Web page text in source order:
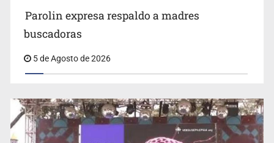
Parolin expresa respaldo a madres buscadoras
Parolin expresa respaldo a madres
buscadoras
5 de Agosto de 2026